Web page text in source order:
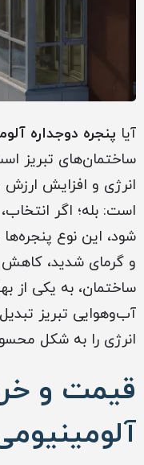
آیا پنجره دوجداره
ساختمان‌های تبریز
انرژی و افزایش
است: بله؛ اگر
شود، این نوع پنجره‌ها
و گرمای شدید، کاهش
ساختمان، به یکی از
آب‌وهوایی تبریز
انرژی را به شکل
قیمت و